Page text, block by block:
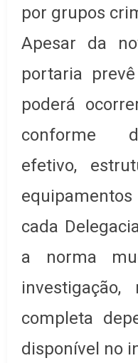
por grupos
Apesar da
portaria
poderá
conforme
efetivo,
cada
a norma
completa
disponível no